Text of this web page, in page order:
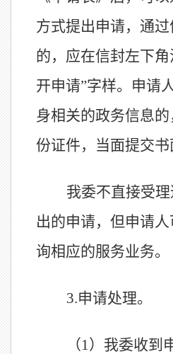
方式提出申请，通
的，应在信封左下
开申请”字样。申请
身相关的政务信息
份证件，当面提交书
我委不直接受
出的申请，但申请
询相应的服务业务。
3.申请处理。
（1）我委收到